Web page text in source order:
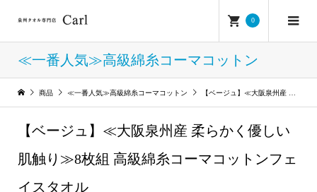
0
≪一番人気≫高級綿糸コーマコットン
商品 ≪一番人気≫高級綿糸コーマコットン 【ベージュ】≪大阪泉州産 柔らかく優しい肌触り≫8枚組 高級綿糸コーマコットンフェイスタオル
【ベージュ】≪大阪泉州産 柔らかく優しい
肌触り≫8枚組 高級綿糸コーマコットンフェ
イスタオル